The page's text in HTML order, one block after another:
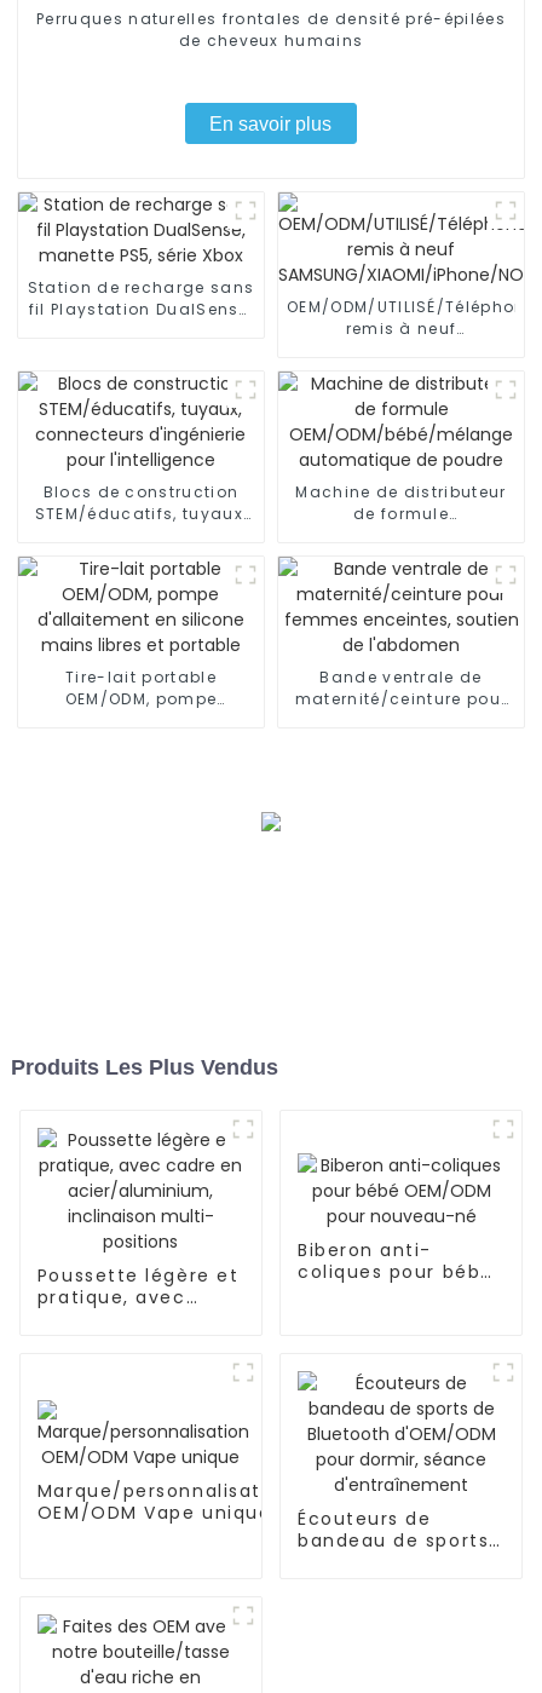
Perruques naturelles frontales de densité pré-épilées
de cheveux humains
En savoir plus
Station de recharge sans
fil Playstation DualSense,
OEM/ODM/UTILISÉ/Téléphone
remis à neuf
Blocs de construction
STEM/éducatifs, tuyaux,
pour l'intelligence
Machine de distributeur
de formule
automatique de poudre
Tire-lait portable
OEM/ODM, pompe
Bande ventrale de
maternité/ceinture pour
Produits Les Plus Vendus
Poussette légère et
pratique, avec
Biberon anti-
coliques pour bébé
Marque/personnalisation
OEM/ODM Vape unique
Écouteurs de
bandeau de sports